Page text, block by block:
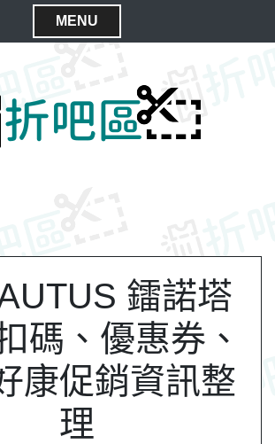
MENU
C
鐳諾塔
碼、優惠券、
康促銷資訊整
理